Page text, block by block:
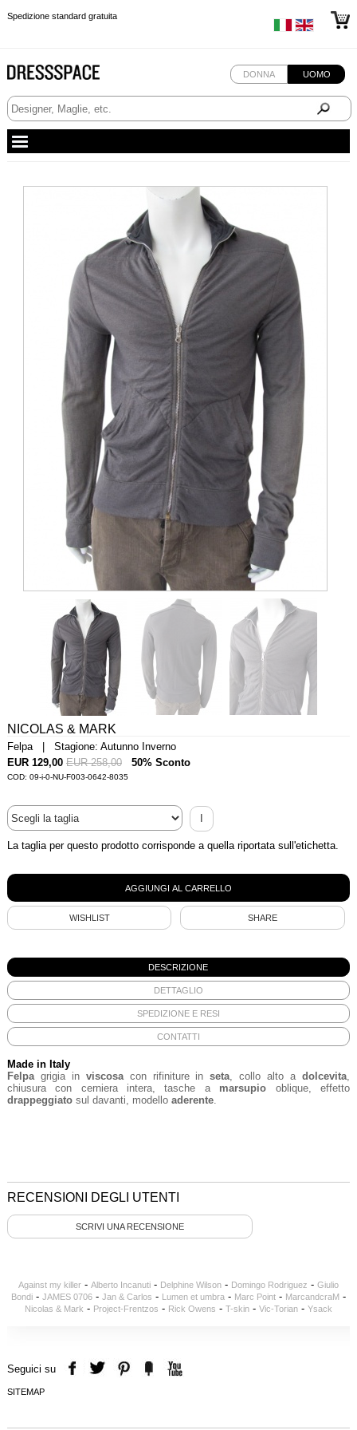
Spedizione standard gratuita
DONNA UOMO
NICOLAS & MARK
Felpa | Stagione: Autunno Inverno
EUR 129,00 EUR 258,00 50% Sconto
COD: 09-i-0-NU-F003-0642-8035
I
La taglia per questo prodotto corrisponde a quella riportata sull'etichetta.
WISHLIST SHARE
DESCRIZIONE
DETTAGLIO
SPEDIZIONE E RESI
CONTATTI
Made in Italy
Felpagrigia in viscosacon rifiniture inseta , collo alto adolcevita
chiusura con cerniera intera, tasche a marsupio oblique, effetto
drappeggiatosul davanti, modello aderente.
RECENSIONI DEGLI UTENTI
SCRIVI UNA RECENSIONE
Against my killer- Alberto Incanuti- Delphine Wilson- Domingo Rodriguez - Giulio
Bondi- JAMES 0706- Jan & Carlos - Lumen et umbra- Marc Point- MarcandcraM -
Nicolas & Mark - Project-Frentzos - Rick Owens - T-skin- Vic-Torian- Ysack
Seguici su
SITEMAP